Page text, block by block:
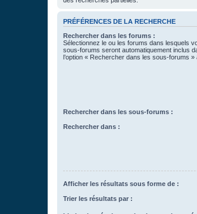
PRÉFÉRENCES DE LA RECHERCHE
Rechercher dans les forums :
Sélectionnez le ou les forums dans lesquels
sous-forums seront automatiquement inclus
l’option « Rechercher dans les sous-forums »
Rechercher dans les sous-forums :
Rechercher dans :
Afficher les résultats sous forme de :
Trier les résultats par :